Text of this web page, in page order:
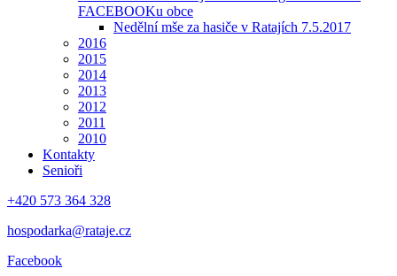
FACEBOOKu obce
Nedělní mše za hasiče v Ratajích 7.5.2017
2016
2015
2014
2013
2012
2011
2010
Kontakty
Senioři
+420 573 364 328
hospodarka@rataje.cz
Facebook